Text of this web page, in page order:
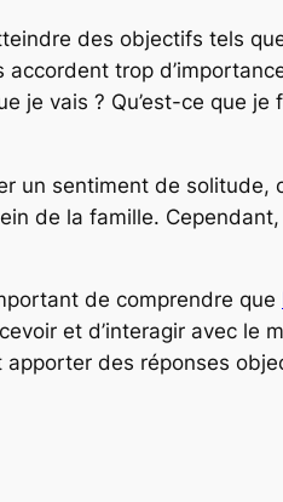
des objectifs tels
accordent trop
vais ? Qu’est-ce que je
un sentiment de
de la famille.
de comprendre que
et d’interagir avec le
apporter des réponses